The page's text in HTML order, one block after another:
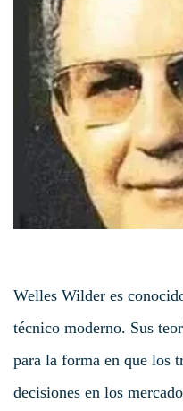
Welles Wilder es
técnico moderno. Sus
para la forma en que los
decisiones en los